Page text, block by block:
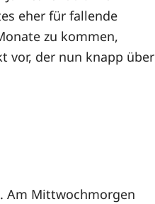
eher für fallende
zu kommen,
vor, der nun knapp über
Am Mittwochmorgen